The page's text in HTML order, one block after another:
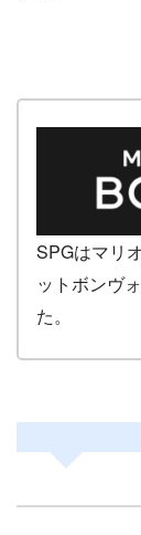
SPGはマリ
ットボンヴ
た。